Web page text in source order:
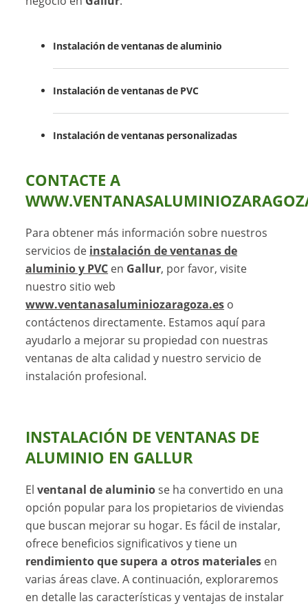
Instalación de ventanas de aluminio
Instalación de ventanas de PVC
Instalación de ventanas personalizadas
CONTACTE A
Para obtener más información sobre nuestros
servicios de instalación de ventanas de
aluminio y PVC en Gallur, por favor, visite
nuestro sitio web
www.ventanasaluminiozaragoza.es o
contáctenos directamente. Estamos aquí para
ayudarlo a mejorar su propiedad con nuestras
ventanas de alta calidad y nuestro servicio de
instalación profesional.
INSTALACIÓN DE VENTANAS DE
ALUMINIO EN GALLUR
Elventanal de aluminiose ha convertido en una
opción popular para los propietarios de viviendas
que buscan mejorar su hogar. Es fácil de instalar,
ofrece beneficios significativos y tiene un
rendimiento que supera a otros materiales en
varias áreas clave. A continuación, exploraremos
en detalle las características y ventajas de instalar